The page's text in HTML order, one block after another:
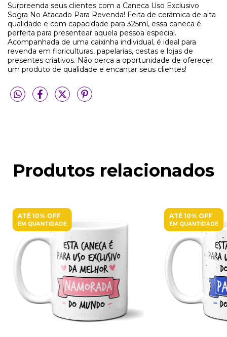
Surpreenda seus clientes com a Caneca Uso Exclusivo
Sogra No Atacado Para Revenda! Feita de cerâmica de alta
qualidade e com capacidade para 325ml, essa caneca é
perfeita para presentear aquela pessoa especial.
Acompanhada de uma caixinha individual, é ideal para
revenda em floriculturas, papelarias, cestas e lojas de
presentes criativos. Não perca a oportunidade de oferecer
um produto de qualidade e encantar seus clientes!
Produtos relacionados
ATÉ 10% OFF
EM QUANTIDADE
ATÉ 10% OFF
EM QUANTIDADE